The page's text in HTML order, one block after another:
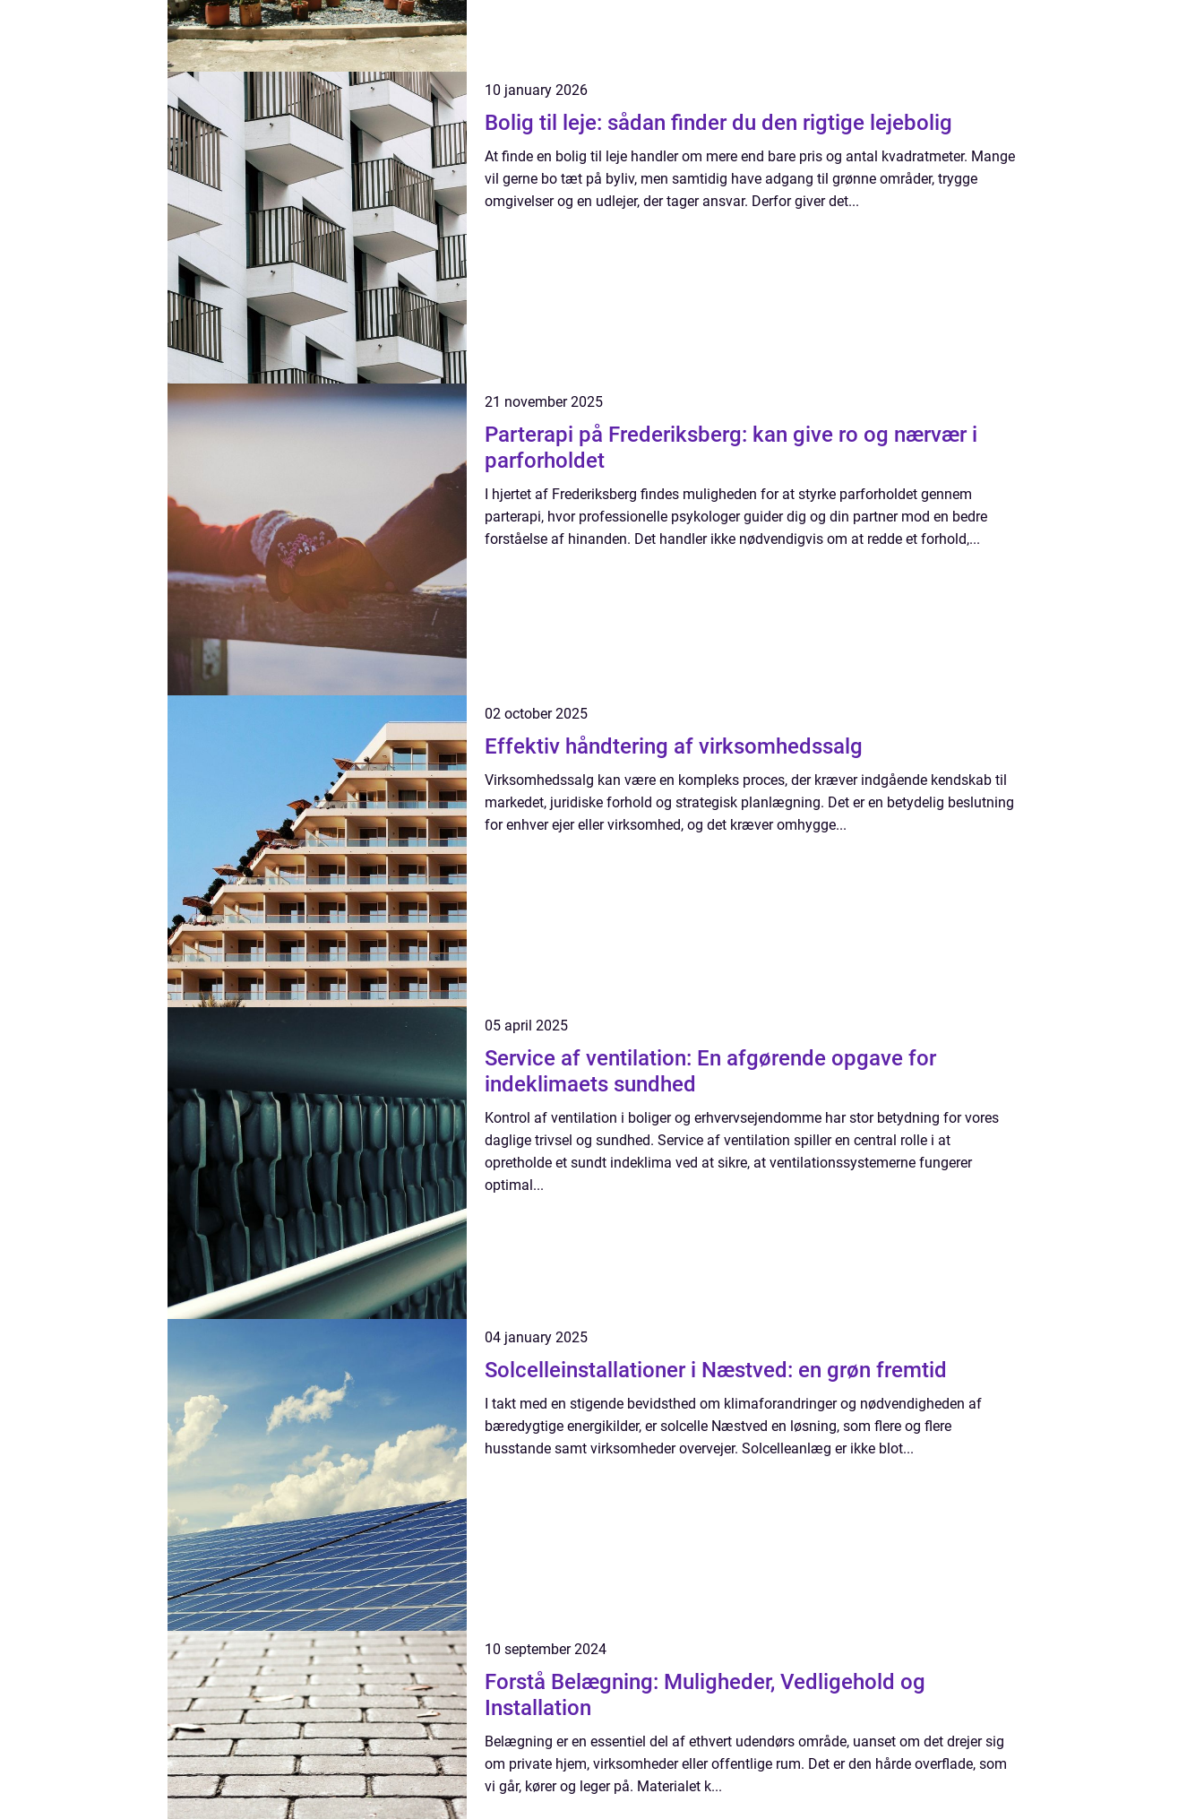
10 january 2026
Bolig til leje: sådan finder du den rigtige lejebolig
At finde en bolig til leje handler om mere end bare pris og antal kvadratmeter. Mange
vil gerne bo tæt på byliv, men samtidig have adgang til grønne områder, trygge
omgivelser og en udlejer, der tager ansvar. Derfor giver det...
21 november 2025
Parterapi på Frederiksberg: kan give ro og nærvær i
parforholdet
I hjertet af Frederiksberg findes muligheden for at styrke parforholdet gennem
parterapi, hvor professionelle psykologer guider dig og din partner mod en bedre
forståelse af hinanden. Det handler ikke nødvendigvis om at redde et forhold,...
02 october 2025
Effektiv håndtering af virksomhedssalg
Virksomhedssalg kan være en kompleks proces, der kræver indgående kendskab til
markedet, juridiske forhold og strategisk planlægning. Det er en betydelig beslutning
for enhver ejer eller virksomhed, og det kræver omhygge...
05 april 2025
Service af ventilation: En afgørende opgave for
indeklimaets sundhed
Kontrol af ventilation i boliger og erhvervsejendomme har stor betydning for vores
daglige trivsel og sundhed. Service af ventilation spiller en central rolle i at
opretholde et sundt indeklima ved at sikre, at ventilationssystemerne fungerer
optimal...
04 january 2025
Solcelleinstallationer i Næstved: en grøn fremtid
I takt med en stigende bevidsthed om klimaforandringer og nødvendigheden af
bæredygtige energikilder, er solcelle Næstved en løsning, som flere og flere
husstande samt virksomheder overvejer. Solcelleanlæg er ikke blot...
10 september 2024
Forstå Belægning: Muligheder, Vedligehold og
Installation
Belægning er en essentiel del af ethvert udendørs område, uanset om det drejer sig
om private hjem, virksomheder eller offentlige rum. Det er den hårde overflade, som
vi går, kører og leger på. Materialet k...